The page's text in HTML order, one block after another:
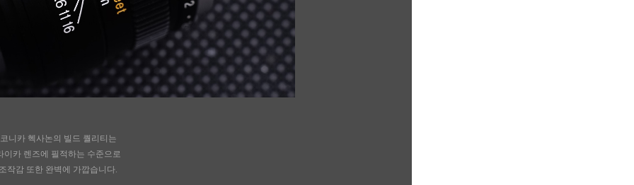
코니카 헥사논의 빌드 퀄리티는
이카 렌즈에 필적하는 수준으로
작감 또한 완벽에 가깝습니다.